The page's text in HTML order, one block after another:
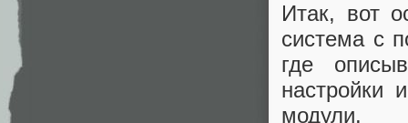
Итак, вот
система с
где
настройки
модули.